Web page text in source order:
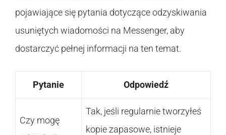
pojawiające się pytania dotyczące odzyskiwania
usuniętych wiadomości na Messenger, aby
dostarczyć pełnej informacji na ten temat.
Pytanie Odpowiedź
Czy mogę
Tak, jeśli regularnie tworzyłeś
kopie zapasowe, istnieje